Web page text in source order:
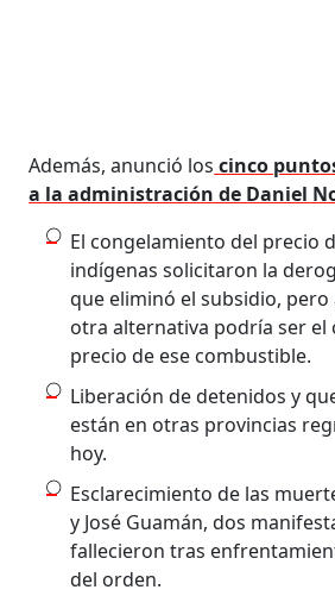
Además, anunció los cinco
a la administración de Daniel
El congelamiento del precio
indígenas solicitaron la
que eliminó el subsidio,
otra alternativa podría ser el
precio de ese combustible.
Liberación de detenidos y
están en otras provincias
hoy.
Esclarecimiento de las
y José Guamán, dos
fallecieron tras
del orden.